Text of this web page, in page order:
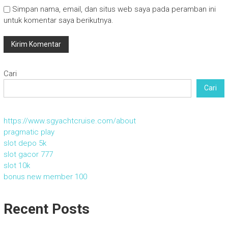
Simpan nama, email, dan situs web saya pada peramban ini
untuk komentar saya berikutnya.
Cari
Cari
https://www.sgyachtcruise.com/about
pragmatic play
slot depo 5k
slot gacor 777
slot 10k
bonus new member 100
Recent Posts